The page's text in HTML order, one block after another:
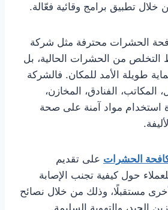
تطبيق برامج وقائية فعّالة.
الحشرات محترفة مثل شركة
التخلص من الحشرات الحالية، بل
طويلة الأمد للمكان. فالشركة
المكاتب، الفنادق، المخازن،
استخدام مواد آمنة على صحة
الحشرات على تقديم
حول كيفية تجنب الإصابة
مستقبلًا، وذلك من خلال نصائح